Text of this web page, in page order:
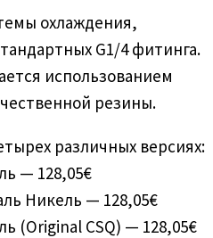
охлаждения,
G1/4 фитинга.
использованием
резины.
различных версиях:
— 128,05€
Никель — 128,05€
(Original CSQ) — 128,05€